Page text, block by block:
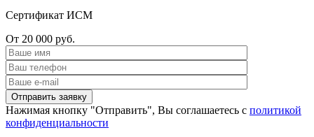
Сертификат ИСМ
От 20 000 руб.
Нажимая кнопку "Отправить", Вы соглашаетесь с политикой
конфиденциальности